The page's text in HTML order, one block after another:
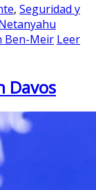
, Seguridad y
Ben-Meir Leer
Davos